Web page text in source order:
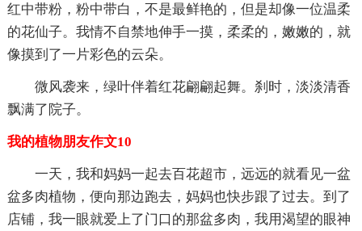
红中带粉，粉中带白，不是最鲜艳的，但是却像一位温柔
的花仙子。我情不自禁地伸手一摸，柔柔的，嫩嫩的，就
像摸到了一片彩色的云朵。
微风袭来，绿叶伴着红花翩翩起舞。刹时，淡淡清香
飘满了院子。
我的植物朋友作文10
一天，我和妈妈一起去百花超市，远远的就看见一盆
盆多肉植物，便向那边跑去，妈妈也快步跟了过去。到了
店铺，我一眼就爱上了门口的那盆多肉，我用渴望的眼神